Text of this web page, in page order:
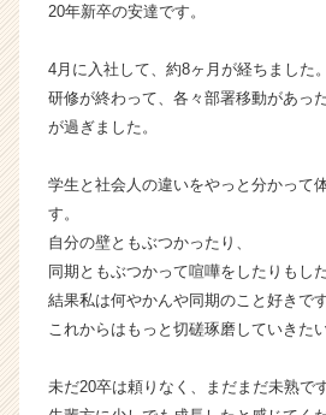
ー・
成
業
ス
カ
ウ
ト
届
く
20年新卒の安達です。
4月に入社して、約8ヶ月が経ちました。
研修が終わって、各々部署移動があっ
が過ぎました。
学生と社会人の違いをやっと分かって
す。
自分の壁ともぶつかったり、
同期ともぶつかって喧嘩をしたりもし
結果私は何やかんや同期のこと好きです
これからはもっと切磋琢磨していきたい
未だ20卒は頼りなく、まだまだ未熟で